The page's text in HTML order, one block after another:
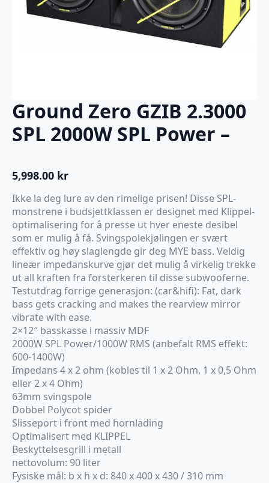
Ground Zero GZIB 2.3000
SPL 2000W SPL Power –
5,998.00 kr
Ikke la deg lure av den rimelige prisen! Disse SPL-
monstrene i budsjettklassen er designet med Klippel-
optimalisering for å presse ut hver eneste desibel
som er mulig å få. Svingspolekjølingen er svært
effektiv og høy slaglengde gir deg MYE bass. Veldig
lineær impedanskurve gjør det mulig å virkelig trekke
ut all kraften fra forsterkeren til disse subwooferne.
Testutdrag forrige generasjon: (car&hifi): Fat, dark
bass gets cracking and makes the rearview mirror
vibrate with ease.
2×12″ basskasse i massiv MDF
2000W SPL Power/1000W RMS (anbefalt RMS effekt:
600-1400W)
Impedans 4 x 2 ohm (kobles til 1 x 2 Ohm, 1 x 0,5 Ohm
eller 2 x 4 Ohm)
63mm svingspole
Dobbel Polycot spider
Slisseport i front med hornlading
Optimalisert med KLIPPEL
Beskyttelsesgrill i metall
nettovolum: 90 liter
Fysiske mål: b x h x d: 840 x 400 x 430 / 310 mm